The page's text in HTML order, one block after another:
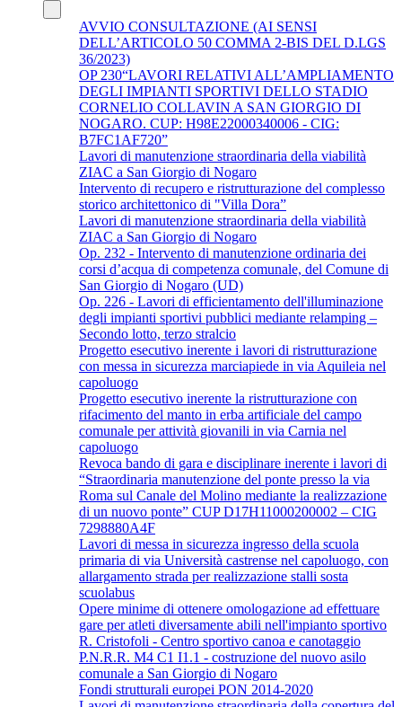
AVVIO CONSULTAZIONE (AI SENSI
DELL’ARTICOLO 50 COMMA 2-BIS DEL D.LGS
36/2023)
OP 230“LAVORI RELATIVI ALL’AMPLIAMENTO
DEGLI IMPIANTI SPORTIVI DELLO STADIO
CORNELIO COLLAVIN A SAN GIORGIO DI
NOGARO. CUP: H98E22000340006 - CIG:
B7FC1AF720”
Lavori di manutenzione straordinaria della viabilità
ZIAC a San Giorgio di Nogaro
Intervento di recupero e ristrutturazione del complesso
storico architettonico di "Villa Dora”
Lavori di manutenzione straordinaria della viabilità
ZIAC a San Giorgio di Nogaro
Op. 232 - Intervento di manutenzione ordinaria dei
corsi d’acqua di competenza comunale, del Comune di
San Giorgio di Nogaro (UD)
Op. 226 - Lavori di efficientamento dell'illuminazione
degli impianti sportivi pubblici mediante relamping –
Secondo lotto, terzo stralcio
Progetto esecutivo inerente i lavori di ristrutturazione
con messa in sicurezza marciapiede in via Aquileia nel
capoluogo
Progetto esecutivo inerente la ristrutturazione con
rifacimento del manto in erba artificiale del campo
comunale per attività giovanili in via Carnia nel
capoluogo
Revoca bando di gara e disciplinare inerente i lavori di
“Straordinaria manutenzione del ponte presso la via
Roma sul Canale del Molino mediante la realizzazione
di un nuovo ponte” CUP D17H11000200002 – CIG
7298880A4F
Lavori di messa in sicurezza ingresso della scuola
primaria di via Università castrense nel capoluogo, con
allargamento strada per realizzazione stalli sosta
scuolabus
Opere minime di ottenere omologazione ad effettuare
gare per atleti diversamente abili nell'impianto sportivo
R. Cristofoli - Centro sportivo canoa e canotaggio
P.N.R.R. M4 C1 I1.1 - costruzione del nuovo asilo
comunale a San Giorgio di Nogaro
Fondi strutturali europei PON 2014-2020